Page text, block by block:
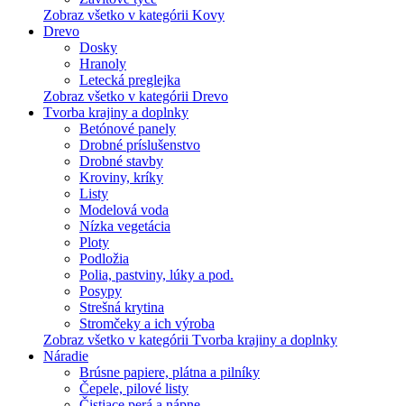
Zobraz všetko v kategórii Kovy
Drevo
Dosky
Hranoly
Letecká preglejka
Zobraz všetko v kategórii Drevo
Tvorba krajiny a doplnky
Betónové panely
Drobné príslušenstvo
Drobné stavby
Kroviny, kríky
Listy
Modelová voda
Nízka vegetácia
Ploty
Podložia
Polia, pastviny, lúky a pod.
Posypy
Strešná krytina
Stromčeky a ich výroba
Zobraz všetko v kategórii Tvorba krajiny a doplnky
Náradie
Brúsne papiere, plátna a pilníky
Čepele, pilové listy